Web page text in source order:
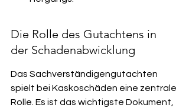
Die Rolle des Gutachtens in
der Schadenabwicklung
Das Sachverständigengutachten
spielt bei Kaskoschäden eine zentrale
Rolle. Es ist das wichtigste Dokument,